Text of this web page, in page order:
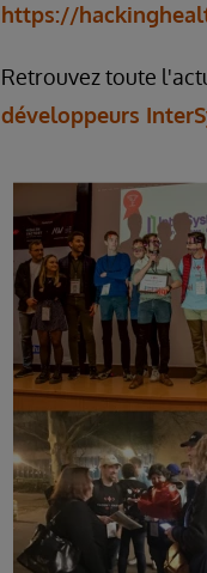
https://
Retrouvez toute
développeurs